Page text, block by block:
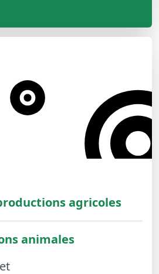
agricoles
animales